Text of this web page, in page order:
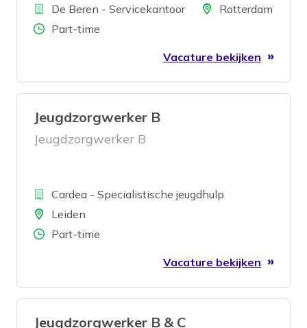
BedrijfDe Beren - ServicekantoorLocatieRotterdam
Aantal uren
Part-time
Vacature bekijken
Jeugdzorgwerker B
Jeugdzorgwerker B
BedrijfCardea - Specialistische jeugdhulp
LocatieLeiden
Aantal uren
Part-time
Vacature bekijken
Jeugdzorgwerker B & C